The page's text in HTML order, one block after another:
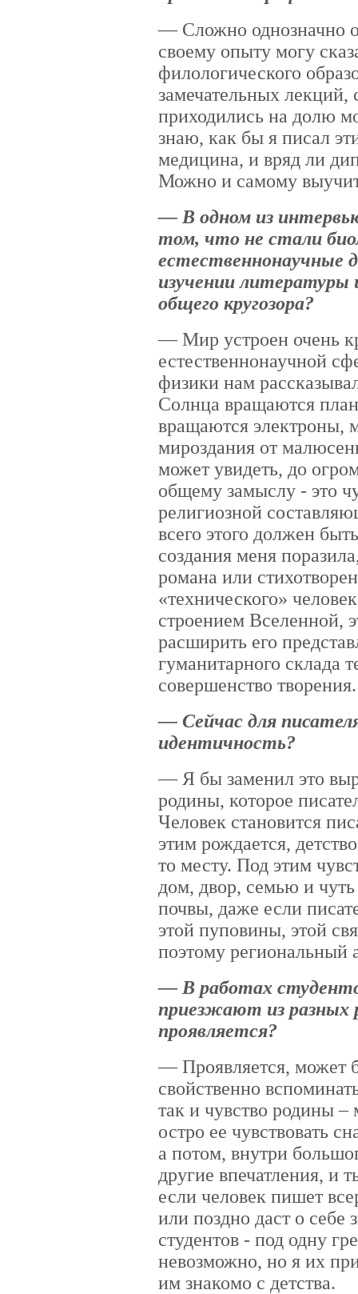
— Сложно однозначно
своему опыту могу
филологического
замечательных лекций,
приходились на долю
знаю, как бы я писал
медицина, и вряд ли
Можно и самому
— В одном из
том, что не стали
естественнонаучные
изучении литературы
общего кругозора?
— Мир устроен очень
естественнонаучной
физики нам
Солнца вращаются
вращаются электроны,
мироздания от
может увидеть, до
общему замыслу - это
религиозной
всего этого должен
создания меня
романа или
«технического»
строением Вселенной,
расширить его
гуманитарного склада
совершенство творения.
— Сейчас для
идентичность?
— Я бы заменил это
родины, которое
Человек становится
этим рождается,
то месту. Под этим
дом, двор, семью и
почвы, даже если
этой пуповины, этой
поэтому региональный
— В работах
приезжают из разных
проявляется?
— Проявляется, может
свойственно
так и чувство родины
остро ее чувствовать
а потом, внутри
другие впечатления, и
если человек пишет
или поздно даст о себе
студентов - под одну
невозможно, но я их
им знакомо с детства.